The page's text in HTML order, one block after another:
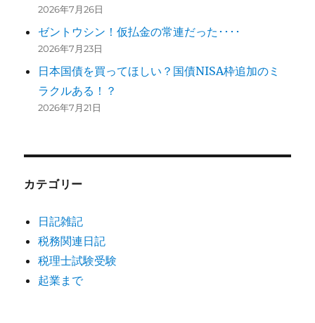
2026年7月26日
ゼントウシン！仮払金の常連だった････
2026年7月23日
日本国債を買ってほしい？国債NISA枠追加のミ
ラクルある！？
2026年7月21日
カテゴリー
日記雑記
税務関連日記
税理士試験受験
起業まで